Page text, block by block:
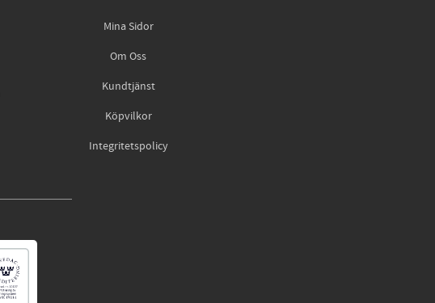
Mina Sidor
Om Oss
Kundtjänst
Köpvilkor
Integritetspolicy